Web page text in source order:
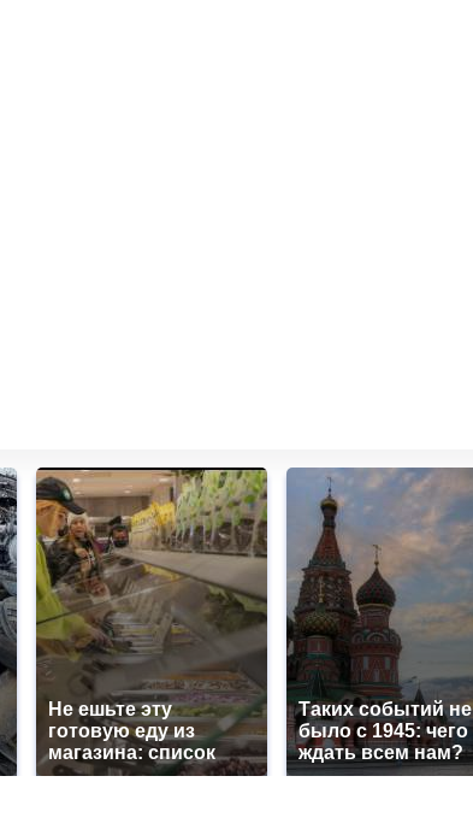
Не ешьте эту
готовую еду из
магазина: список
Таких событий не
было с 1945: чего
ждать всем нам?